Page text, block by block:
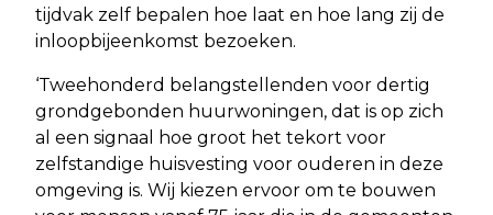
tijdvak zelf bepalen hoe laat en hoe lang zij de
inloopbijeenkomst bezoeken.
‘Tweehonderd belangstellenden voor dertig
grondgebonden huurwoningen, dat is op zich
al een signaal hoe groot het tekort voor
zelfstandige huisvesting voor ouderen in deze
omgeving is. Wij kiezen ervoor om te bouwen